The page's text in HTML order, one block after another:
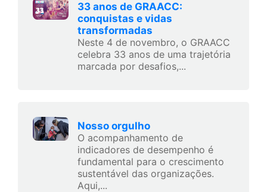
33 anos de GRAACC:
conquistas e vidas
transformadas
Neste 4 de novembro, o GRAACC
celebra 33 anos de uma trajetória
marcada por desafios,...
Nosso orgulho
O acompanhamento de
indicadores de desempenho é
fundamental para o crescimento
sustentável das organizações.
Aqui,...